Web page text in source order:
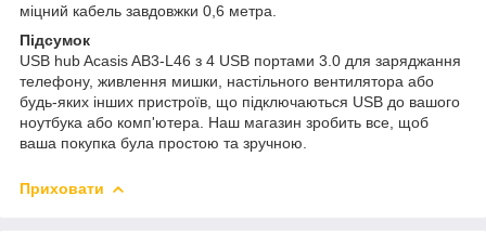
міцний кабель завдовжки 0,6 метра.
Підсумок
USB hub Acasis AB3-L46 з 4 USB портами 3.0 для заряджання
телефону, живлення мишки, настільного вентилятора або
будь-яких інших пристроїв, що підключаються USB до вашого
ноутбука або комп'ютера. Наш магазин зробить все, щоб
ваша покупка була простою та зручною.
Приховати